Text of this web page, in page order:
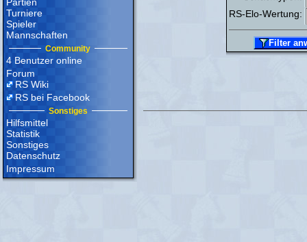
Turniere
Spieler
Mannschaften
Community
4 Benutzer online
Forum
RS Wiki
RS bei Facebook
Sonstiges
Hilfsmittel
Statistik
Sonstiges
Datenschutz
Impressum
RS-Elo-Wertung: